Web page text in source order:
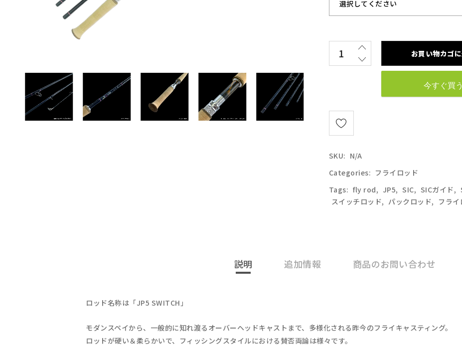
お買い物カゴ
今すぐ買う
SKU: N/A
Categories: フライロッド
Tags: fly rod, JP5, SIC, SICガイド,
スイッチロッド, パックロッド, フラ
説明 追加情報 商品のお問い合わせ
ロッド名称は「JP5 SWITCH」
モダンスペイから、一般的に知れ渡るオーバーヘッドキャストまで、多様化される昨今のフライキャスティング。
ロッドが硬い＆柔らかいで、フィッシングスタイルにおける賛否両論は様々です。